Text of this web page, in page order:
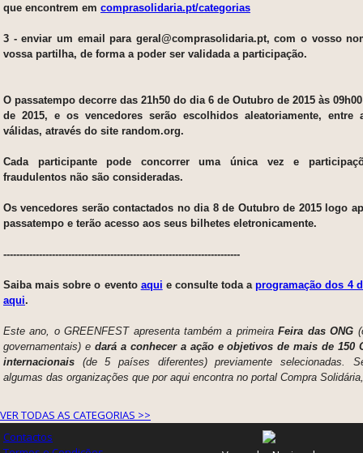
que encontrem em comprasolidaria.pt/categorias
3 - enviar um email para geral@comprasolidaria.pt, com o vosso
vossa partilha, de forma a poder ser validada a participação.
O passatempo decorre das 21h50 do dia 6 de Outubro de 2015 às
de 2015, e os vencedores serão escolhidos aleatoriamente, entre
válidas, através do site random.org.
Cada participante pode concorrer uma única vez e
fraudulentos não são consideradas.
Os vencedores serão contactados no dia 8 de Outubro de 2015 logo
passatempo e terão acesso aos seus bilhetes eletronicamente.
-------------------------------------------------------------------------
Saiba mais sobre o evento aqui e consulte toda aprogramação dos 4
aqui.
Este ano, o GREENFEST apresenta também a primeiraFeira das ONG
governamentais) e dará a conhecer a ação e objetivos de mais de 150
internacionais (de 5 países diferentes) previamente selecionadas.
algumas das organizações que por aqui encontra no portal Compra
VER TODAS AS CATEGORIAS >>
Contactos